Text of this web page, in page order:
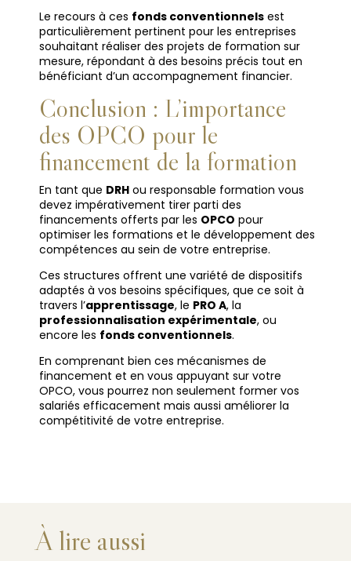
Le recours à ces fonds conventionnels est
particulièrement pertinent pour les entreprises
souhaitant réaliser des projets de formation sur
mesure, répondant à des besoins précis tout en
bénéficiant d’un accompagnement financier.
Conclusion : L’importance
des OPCO pour le
financement de la formation
En tant que DRH ou responsable formation vous
devez impérativement tirer parti des
financements offerts par les OPCO pour
optimiser les formations et le développement des
compétences au sein de votre entreprise.
Ces structures offrent une variété de dispositifs
adaptés à vos besoins spécifiques, que ce soit à
travers l’apprentissage, le PRO A, la
professionnalisation expérimentale, ou
encore les fonds conventionnels.
En comprenant bien ces mécanismes de
financement et en vous appuyant sur votre
OPCO, vous pourrez non seulement former vos
salariés efficacement mais aussi améliorer la
compétitivité de votre entreprise.
À lire aussi